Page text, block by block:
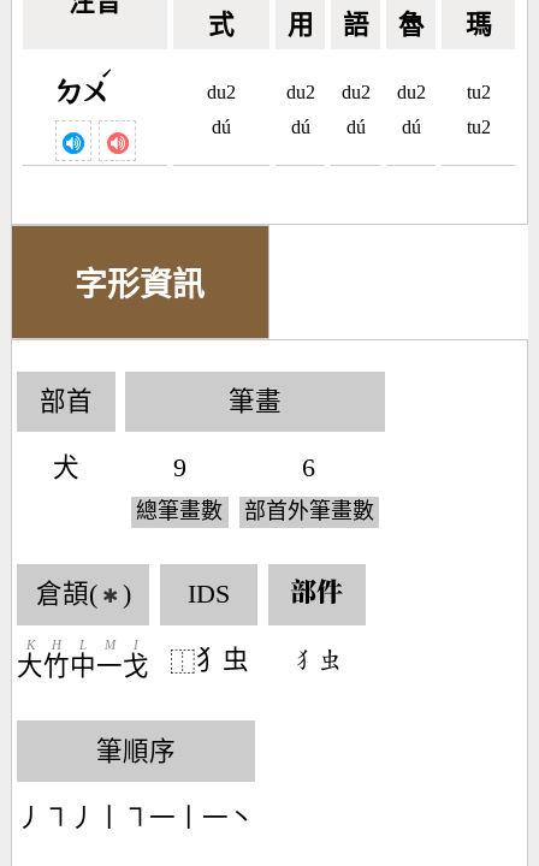
式 用 語 魯 瑪
ㄉㄨ
ˊ
du2
dú
du2
dú
du2
dú
du2
dú
tu2
tu2
字形資訊
部首
犬
筆畫
9
總筆畫數
6
部首外筆畫數
倉頡( ✱ )
大
K
竹
H
中
L
一
M
戈
I
IDS
⿰犭虫
部件
󶃁󶅶
筆順序
丿㇕丿丨㇕一丨一丶